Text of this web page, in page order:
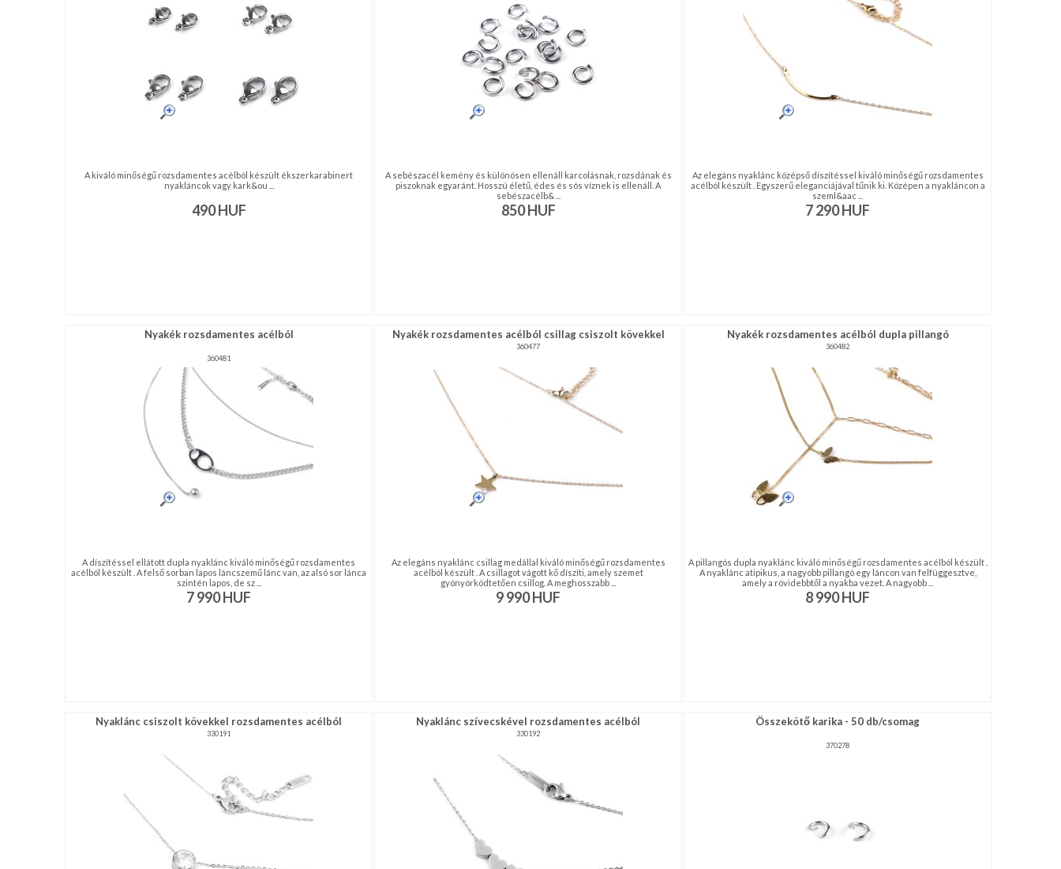
A kiváló minőségű rozsdamentes acélból készült ékszerkarabinert
nyakláncok vagy kark&ou ...
490HUF
A sebészacél kemény és különösen ellenáll karcolásnak, rozsdának és
piszoknak egyaránt. Hosszú életű, édes és sós víznek is ellenáll. A
sebészacélb& ...
850HUF
Az elegáns nyaklánc középső díszítéssel kiváló minőségű rozsdamentes
acélból készült . Egyszerű eleganciájával tűnik ki. Középen a nyakláncon a
szeml&aac ...
7 290HUF
Nyakék rozsdamentes acélból
360481
A díszítéssel ellátott dupla nyaklánc kiváló minőségű rozsdamentes
acélból készült . A felső sorban lapos láncszemű lánc van, az alsó sor lánca
szintén lapos, de sz ...
7 990HUF
Nyakék rozsdamentes acélból csillag csiszolt kövekkel
360477
Az elegáns nyaklánc csillag medállal kiváló minőségű rozsdamentes
acélból készült . A csillagot vágott kő díszíti, amely szemet
gyönyörködtetően csillog. A meghosszabb ...
9 990HUF
Nyakék rozsdamentes acélból dupla pillangó
360482
A pillangós dupla nyaklánc kiváló minőségű rozsdamentes acélból készült .
A nyaklánc atipikus, a nagyobb pillangó egy láncon van felfüggesztve,
amely a rövidebbtől a nyakba vezet. A nagyobb ...
8 990HUF
Nyaklánc csiszolt kövekkel rozsdamentes acélból
330191
Nyaklánc szívecskével rozsdamentes acélból
330192
Összekötő karika - 50 db/csomag
370278